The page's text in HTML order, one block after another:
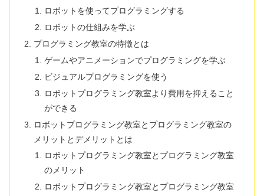
ロボットを使ってプログラミングする
ロボットの仕組みを学ぶ
プログラミング教室の特徴とは
ゲームやアニメーションでプログラミングを学ぶ
ビジュアルプログラミングを使う
ロボットプログラミング教室より費用を抑えること
ができる
ロボットプログラミング教室とプログラミング教室の
メリットとデメリットとは
ロボットプログラミング教室とプログラミング教室
のメリット
ロボットプログラミング教室とプログラミング教室